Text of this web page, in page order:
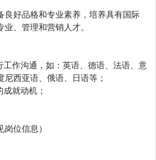
良好品格和专业素养，培养具有国际
、管理和营销人才。
作沟通，如：英语、德语、法语、意
西亚语、俄语、日语等；
就动机；
位信息）